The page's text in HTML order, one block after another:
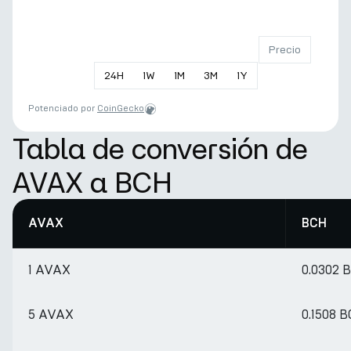
24H 1W 1M 3M 1Y
Precio
Potenciado por CoinGecko
Tabla de conversión de
AVAX a BCH
AVAX BCH
1 AVAX 0.0302
5 AVAX 0.1508